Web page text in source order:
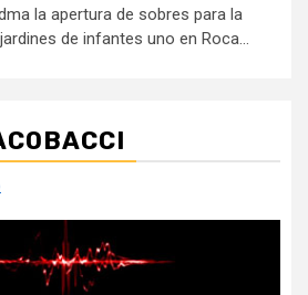
la apertura de sobres para la
de infantes uno en Roca...